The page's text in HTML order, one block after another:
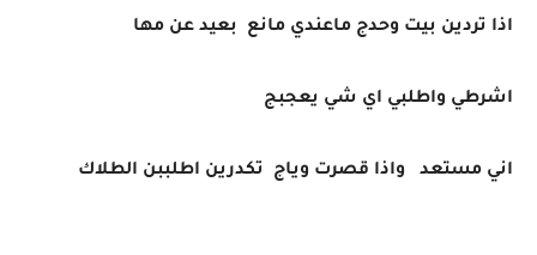
اذا تردين بيت وحدج ماعندي مانع بعيد عن مها
اشرطي واطلبي اي شي يعجبج
اني مستعد واذا قصرت وياج تكدرين اطلببن الطلاك